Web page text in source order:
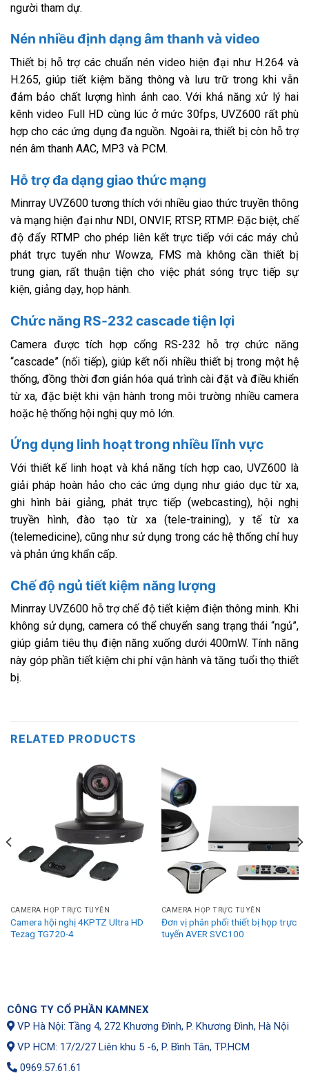
người tham dự.
Nén nhiều định dạng âm thanh và video
Thiết bị hỗ trợ các chuẩn nén video hiện đại như H.264 và
H.265, giúp tiết kiệm băng thông và lưu trữ trong khi vẫn
đảm bảo chất lượng hình ảnh cao. Với khả năng xử lý hai
kênh video Full HD cùng lúc ở mức 30fps, UVZ600 rất phù
hợp cho các ứng dụng đa nguồn. Ngoài ra, thiết bị còn hỗ trợ
nén âm thanh AAC, MP3 và PCM.
Hỗ trợ đa dạng giao thức mạng
Minrray UVZ600 tương thích với nhiều giao thức truyền thông
và mạng hiện đại như NDI, ONVIF, RTSP, RTMP. Đặc biệt, chế
độ đẩy RTMP cho phép liên kết trực tiếp với các máy chủ
phát trực tuyến như Wowza, FMS mà không cần thiết bị
trung gian, rất thuận tiện cho việc phát sóng trực tiếp sự
kiện, giảng dạy, họp hành.
Chức năng RS-232 cascade tiện lợi
Camera được tích hợp cổng RS-232 hỗ trợ chức năng
“cascade” (nối tiếp), giúp kết nối nhiều thiết bị trong một hệ
thống, đồng thời đơn giản hóa quá trình cài đặt và điều khiển
từ xa, đặc biệt khi vận hành trong môi trường nhiều camera
hoặc hệ thống hội nghị quy mô lớn.
Ứng dụng linh hoạt trong nhiều lĩnh vực
Với thiết kế linh hoạt và khả năng tích hợp cao, UVZ600 là
giải pháp hoàn hảo cho các ứng dụng như giáo dục từ xa,
ghi hình bài giảng, phát trực tiếp (webcasting), hội nghị
truyền hình, đào tạo từ xa (tele-training), y tế từ xa
(telemedicine), cũng như sử dụng trong các hệ thống chỉ huy
và phản ứng khẩn cấp.
Chế độ ngủ tiết kiệm năng lượng
Minrray UVZ600 hỗ trợ chế độ tiết kiệm điện thông minh. Khi
không sử dụng, camera có thể chuyển sang trạng thái “ngủ”,
giúp giảm tiêu thụ điện năng xuống dưới 400mW. Tính năng
này góp phần tiết kiệm chi phí vận hành và tăng tuổi thọ thiết
bị.
RELATED PRODUCTS
CAMERA HỌP TRỰC TUYẾN
Camera hội nghị 4KPTZ Ultra HD
Tezag TG720-4
CAMERA HỌP TRỰC TUYẾN
Đơn vị phân phối thiết bị họp trực
tuyến AVER SVC100
CÔNG TY CỔ PHẦN KAMNEX
VP Hà Nội: Tầng 4, 272 Khương Đình, P. Khương Đình, Hà Nội
VP HCM: 17/2/27 Liên khu 5 -6, P. Bình Tân, TP.HCM
0969.57.61.61